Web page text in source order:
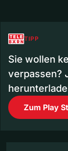
TIPP
Sie wollen
verpassen?
Zum Play